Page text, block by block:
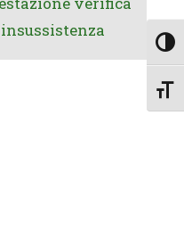
insussistenza